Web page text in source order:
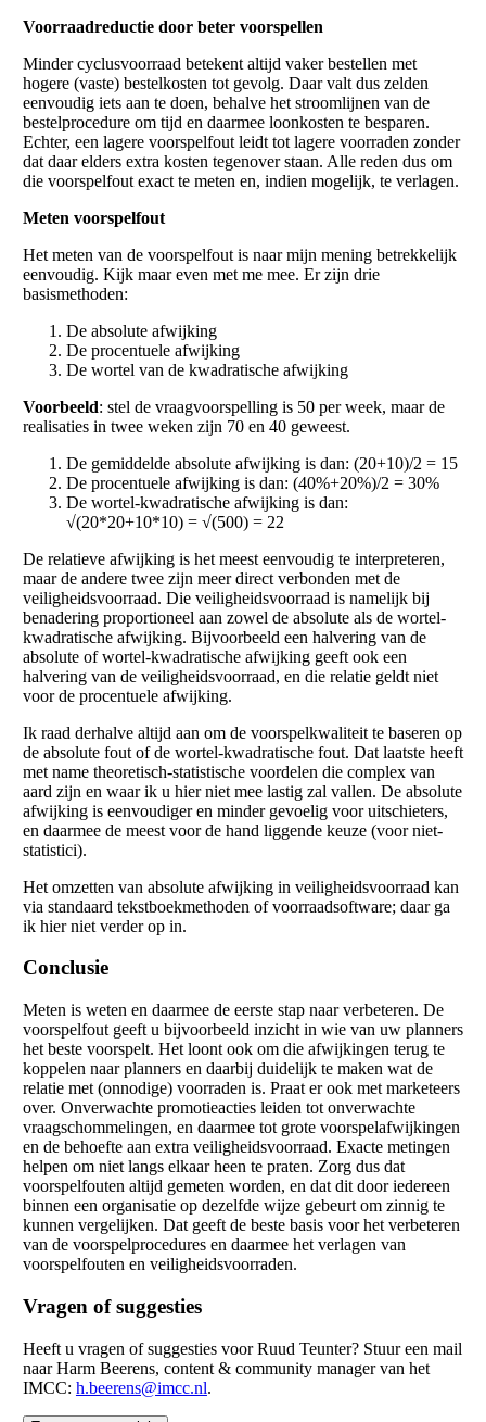
Voorraadreductie door beter voorspellen
Minder cyclusvoorraad betekent altijd vaker bestellen met
hogere (vaste) bestelkosten tot gevolg. Daar valt dus zelden
eenvoudig iets aan te doen, behalve het stroomlijnen van de
bestelprocedure om tijd en daarmee loonkosten te besparen.
Echter, een lagere voorspelfout leidt tot lagere voorraden zonder
dat daar elders extra kosten tegenover staan. Alle reden dus om
die voorspelfout exact te meten en, indien mogelijk, te verlagen.
Meten voorspelfout
Het meten van de voorspelfout is naar mijn mening betrekkelijk
eenvoudig. Kijk maar even met me mee. Er zijn drie
basismethoden:
De absolute afwijking
De procentuele afwijking
De wortel van de kwadratische afwijking
Voorbeeld: stel de vraagvoorspelling is 50 per week, maar de
realisaties in twee weken zijn 70 en 40 geweest.
De gemiddelde absolute afwijking is dan: (20+10)/2 = 15
De procentuele afwijking is dan: (40%+20%)/2 = 30%
De wortel-kwadratische afwijking is dan:
√(20*20+10*10) = √(500) = 22
De relatieve afwijking is het meest eenvoudig te interpreteren,
maar de andere twee zijn meer direct verbonden met de
veiligheidsvoorraad. Die veiligheidsvoorraad is namelijk bij
benadering proportioneel aan zowel de absolute als de wortel-
kwadratische afwijking. Bijvoorbeeld een halvering van de
absolute of wortel-kwadratische afwijking geeft ook een
halvering van de veiligheidsvoorraad, en die relatie geldt niet
voor de procentuele afwijking.
Ik raad derhalve altijd aan om de voorspelkwaliteit te baseren op
de absolute fout of de wortel-kwadratische fout. Dat laatste heeft
met name theoretisch-statistische voordelen die complex van
aard zijn en waar ik u hier niet mee lastig zal vallen. De absolute
afwijking is eenvoudiger en minder gevoelig voor uitschieters,
en daarmee de meest voor de hand liggende keuze (voor niet-
statistici).
Het omzetten van absolute afwijking in veiligheidsvoorraad kan
via standaard tekstboekmethoden of voorraadsoftware; daar ga
ik hier niet verder op in.
Conclusie
Meten is weten en daarmee de eerste stap naar verbeteren. De
voorspelfout geeft u bijvoorbeeld inzicht in wie van uw planners
het beste voorspelt. Het loont ook om die afwijkingen terug te
koppelen naar planners en daarbij duidelijk te maken wat de
relatie met (onnodige) voorraden is. Praat er ook met marketeers
over. Onverwachte promotieacties leiden tot onverwachte
vraagschommelingen, en daarmee tot grote voorspelafwijkingen
en de behoefte aan extra veiligheidsvoorraad. Exacte metingen
helpen om niet langs elkaar heen te praten. Zorg dus dat
voorspelfouten altijd gemeten worden, en dat dit door iedereen
binnen een organisatie op dezelfde wijze gebeurt om zinnig te
kunnen vergelijken. Dat geeft de beste basis voor het verbeteren
van de voorspelprocedures en daarmee het verlagen van
voorspelfouten en veiligheidsvoorraden.
Vragen of suggesties
Heeft u vragen of suggesties voor Ruud Teunter? Stuur een mail
naar Harm Beerens, content & community manager van het
IMCC: h.beerens@imcc.nl.